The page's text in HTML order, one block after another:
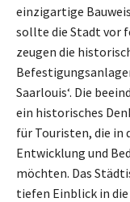
einzigartige
sollte die Stadt vor
zeugen die
Saarlouis‘. Die
ein historisches
für Touristen, die in
Entwicklung und
möchten. Das
tiefen Einblick in